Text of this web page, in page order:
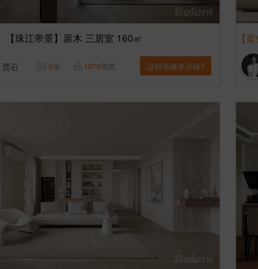
【珠江帝景】原木 三居室 160㎡
贾石 6张 1879浏览 这样装修多少钱?
【